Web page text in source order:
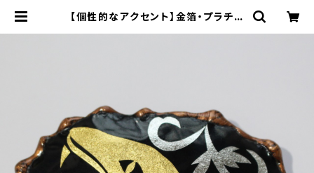
【個性的なアクセント】金箔・プラチナ